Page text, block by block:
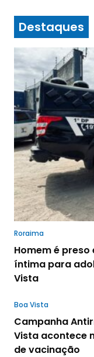
Destaques
Roraima
Homem é
íntima para
Vista
Boa Vista
Campanha
Vista acontece
de vacinação